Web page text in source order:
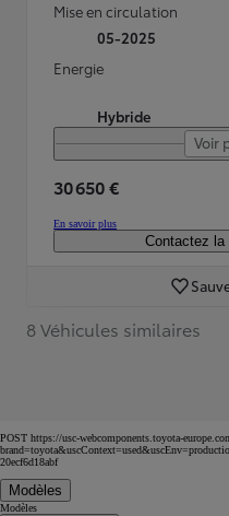
Mise en circulation
05-2025
Energie
Hybride
Voir
30 650 €
En savoir plus
Contactez la
8 Véhicules similaires
POST https://usc-webcomponents.toyota-
20ecf6d18abf
Modèles
Modèles